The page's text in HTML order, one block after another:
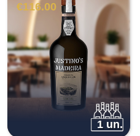
€116.00
1 un.